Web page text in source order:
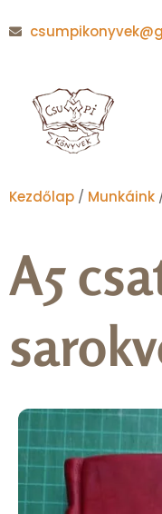
Kezdőlap / Munkáink
A5